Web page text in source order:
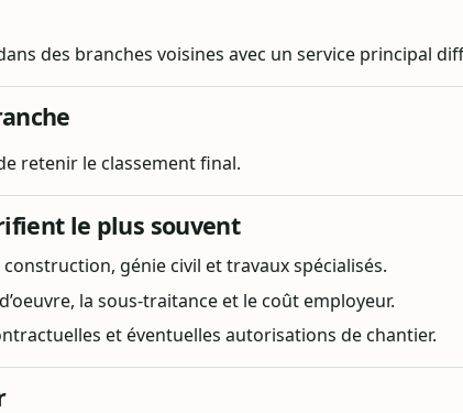
des branches voisines avec un service principal
retenir le classement final.
le plus souvent
génie civil et travaux spécialisés.
la sous-traitance et le coût employeur.
et éventuelles autorisations de chantier.